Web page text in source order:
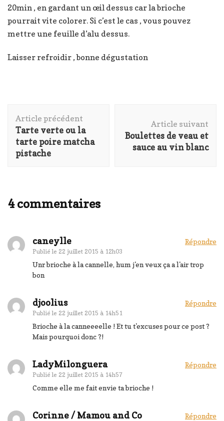
20min , en gardant un œil dessus car la brioche
pourrait vite colorer. Si c’est le cas , vous pouvez
mettre une feuille d’alu dessus.
Laisser refroidir , bonne dégustation
d'article
Article précédent
Tarte verte ou la
tarte poire matcha
pistache
Article suivant
Boulettes de veau et
sauce au vin blanc
4 commentaires
caneylle
Publié le 22 juillet 2015 à 12h03
Répondre
Unr brioche à la cannelle, hum j'en veux ça a l'air trop
bon
djoolius
Publié le 22 juillet 2015 à 14h51
Répondre
Brioche à la canneeeelle ! Et tu t'excuses pour ce post ?
Mais pourquoi donc ?!
LadyMilonguera
Publié le 22 juillet 2015 à 14h57
Répondre
Comme elle me fait envie ta brioche !
Corinne / Mamou and Co Répondre